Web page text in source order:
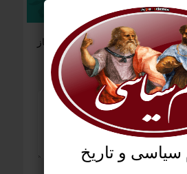
نخواهد شد. بخش‌های موردنیاز
*
سیاسی و تاریخ